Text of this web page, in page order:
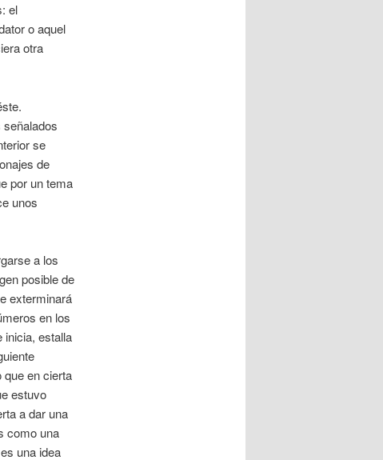
el
o aquel
otra
se
de
por un tema
unos
a los
posible de
exterminará
en los
inicia, estalla
que en cierta
estuvo
a dar una
como una
una idea